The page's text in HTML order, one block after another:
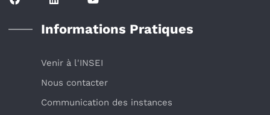
Informations Pratiques
Venir à l'INSEI
Nous contacter
Communication des instances